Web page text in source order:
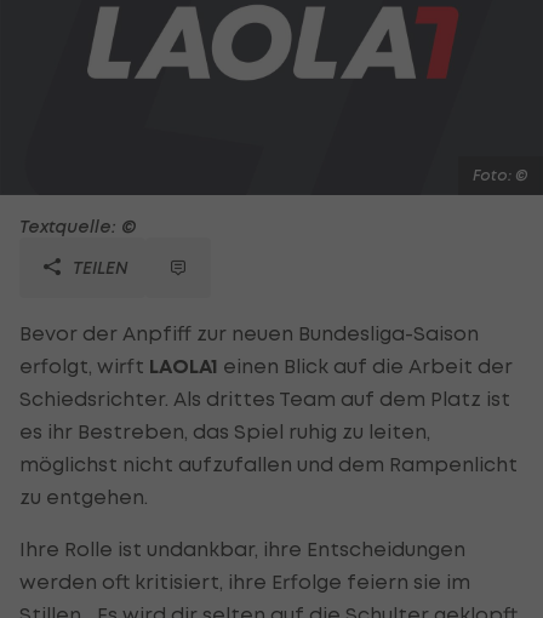
Foto: ©
Textquelle: ©
TEILEN
Bevor der Anpfiff zur neuen Bundesliga-Saison
erfolgt, wirft LAOLA1 einen Blick auf die Arbeit der
Schiedsrichter. Als drittes Team auf dem Platz ist
es ihr Bestreben, das Spiel ruhig zu leiten,
möglichst nicht aufzufallen und dem Rampenlicht
zu entgehen.
Ihre Rolle ist undankbar, ihre Entscheidungen
werden oft kritisiert, ihre Erfolge feiern sie im